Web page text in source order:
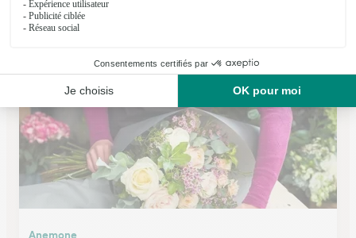
Orgeres
★★★ ★★4.4 (43)
Voir la boutique
Anemone